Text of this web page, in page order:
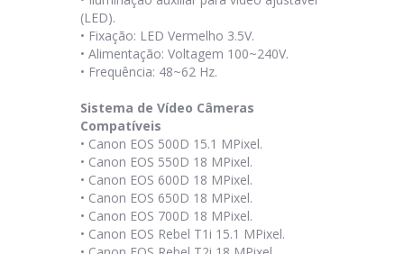
(LED).
• Fixação: LED Vermelho 3.5V.
• Alimentação: Voltagem 100~240V.
• Frequência: 48~62 Hz.
Sistema de Vídeo Câmeras
Compatíveis
• Canon EOS 500D 15.1 MPixel.
• Canon EOS 550D 18 MPixel.
• Canon EOS 600D 18 MPixel.
• Canon EOS 650D 18 MPixel.
• Canon EOS 700D 18 MPixel.
• Canon EOS Rebel T1i 15.1 MPixel.